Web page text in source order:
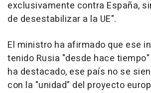
exclusivamente contra España,
de desestabilizar a la UE".
El ministro ha afirmado que ese
tenido Rusia "desde hace
ha destacado, ese país no se
con la "unidad" del proyecto